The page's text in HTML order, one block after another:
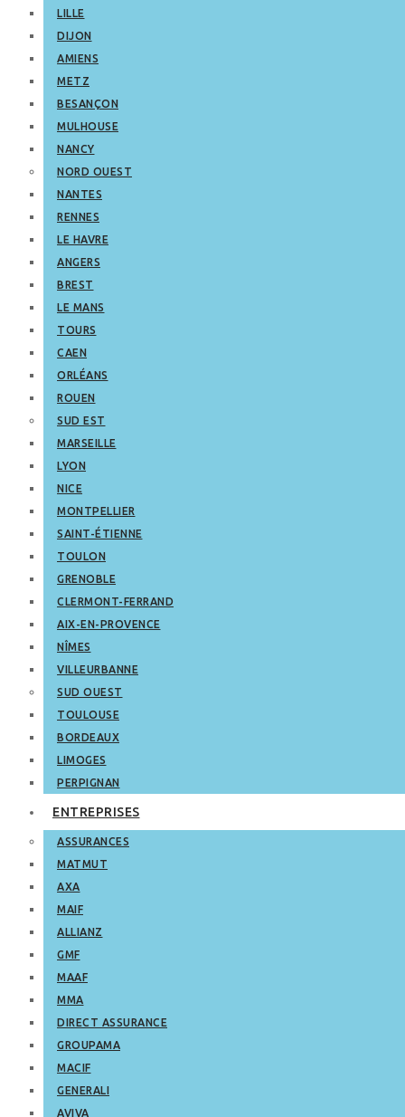
LILLE
DIJON
AMIENS
METZ
BESANÇON
MULHOUSE
NANCY
NORD OUEST
NANTES
RENNES
LE HAVRE
ANGERS
BREST
LE MANS
TOURS
CAEN
ORLÉANS
ROUEN
SUD EST
MARSEILLE
LYON
NICE
MONTPELLIER
SAINT-ÉTIENNE
TOULON
GRENOBLE
CLERMONT-FERRAND
AIX-EN-PROVENCE
NÎMES
VILLEURBANNE
SUD OUEST
TOULOUSE
BORDEAUX
LIMOGES
PERPIGNAN
ENTREPRISES
ASSURANCES
MATMUT
AXA
MAIF
ALLIANZ
GMF
MAAF
MMA
DIRECT ASSURANCE
GROUPAMA
MACIF
GENERALI
AVIVA